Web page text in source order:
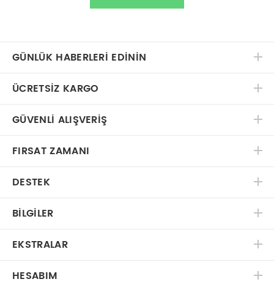
GÜNLÜK HABERLERİ EDİNİN
ÜCRETSIZ KARGO
GÜVENLI ALIŞVERIŞ
FIRSAT ZAMANI
DESTEK
BILGILER
EKSTRALAR
HESABIM